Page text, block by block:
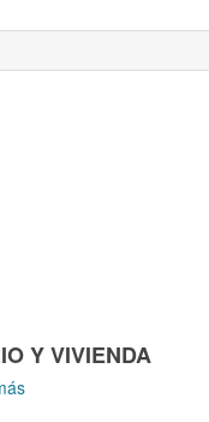
Y VIVIENDA